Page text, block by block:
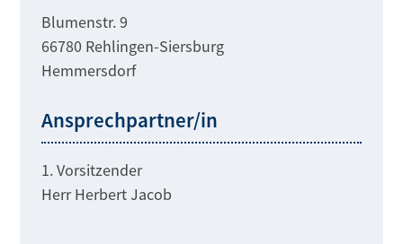
Blumenstr. 9
66780 Rehlingen-Siersburg
Hemmersdorf
Ansprechpartner/in
1. Vorsitzender
Herr Herbert Jacob